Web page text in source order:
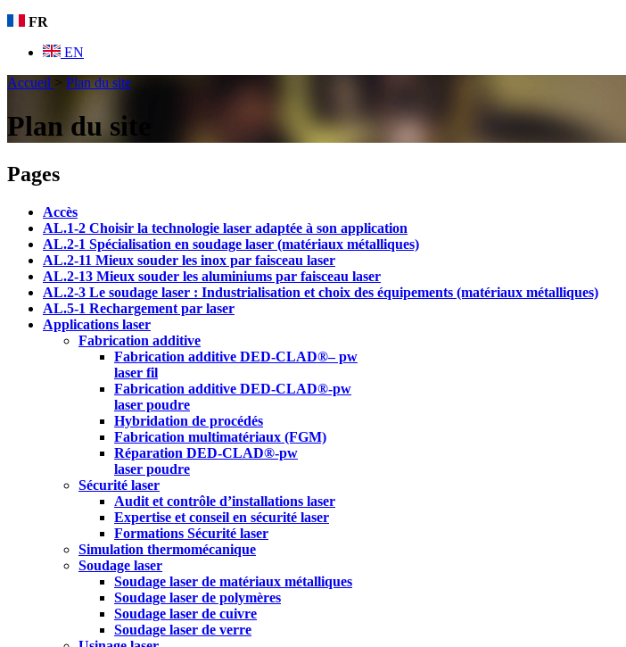
FR
EN
Accueil > Plan du site
Plan du site
Pages
Accès
AL.1-2 Choisir la technologie laser adaptée à son application
AL.2-1 Spécialisation en soudage laser (matériaux métalliques)
AL.2-11 Mieux souder les inox par faisceau laser
AL.2-13 Mieux souder les aluminiums par faisceau laser
AL.2-3 Le soudage laser : Industrialisation et choix des équipements (matériaux métalliques)
AL.5-1 Rechargement par laser
Applications laser
Fabrication additive
Fabrication additive DED-CLAD®– pw
laser fil
Fabrication additive DED-CLAD®-pw
laser poudre
Hybridation de procédés
Fabrication multimatériaux (FGM)
Réparation DED-CLAD®-pw
laser poudre
Sécurité laser
Audit et contrôle d’installations laser
Expertise et conseil en sécurité laser
Formations Sécurité laser
Simulation thermomécanique
Soudage laser
Soudage laser de matériaux métalliques
Soudage laser de polymères
Soudage laser de cuivre
Soudage laser de verre